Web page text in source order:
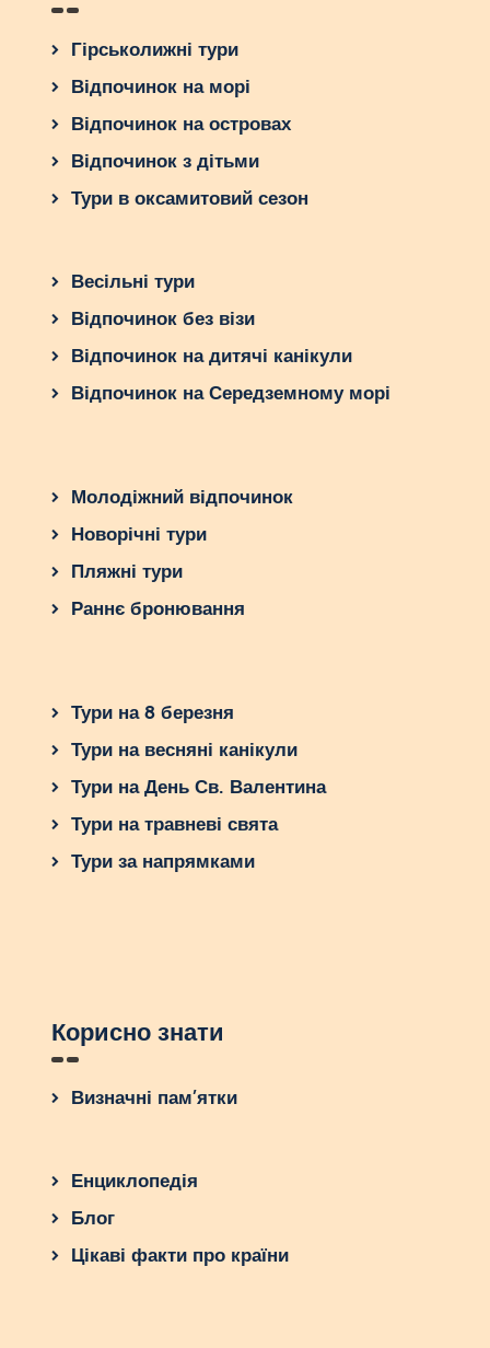
Гірськолижні тури
Відпочинок на морі
Відпочинок на островах
Відпочинок з дітьми
Тури в оксамитовий сезон
Весільні тури
Відпочинок без візи
Відпочинок на дитячі канікули
Відпочинок на Середземному морі
Молодіжний відпочинок
Новорічні тури
Пляжні тури
Раннє бронювання
Тури на 8 березня
Тури на весняні канікули
Тури на День Св. Валентина
Тури на травневі свята
Тури за напрямками
Корисно знати
Визначні пам’ятки
Енциклопедія
Блог
Цікаві факти про країни